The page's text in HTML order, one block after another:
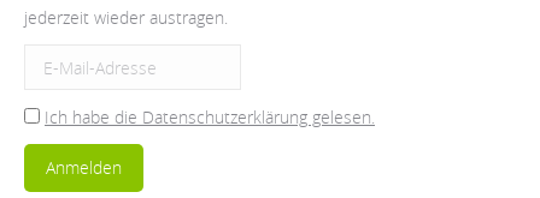
jederzeit wieder austragen.
Ich habe die Datenschutzerklärung gelesen.